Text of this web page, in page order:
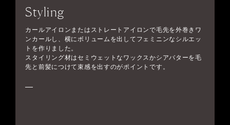
Styling
カールアイロンまたはストレートアイロンで毛先を外巻きワ
ンカールし、横にボリュームを出してフェミニンなシルエッ
トを作りました。
スタイリング材はセミウェットなワックスかシアバターを毛
先と前髪につけて束感を出すのがポイントです。